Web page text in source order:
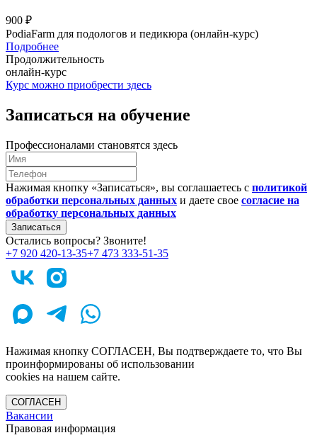
900 ₽
PodiaFarm для подологов и педикюра (онлайн-курс)
Подробнее
Продолжительность
онлайн-курс
Курс можно приобрести здесь
Записаться на обучение
Профессионалами становятся здесь
Нажимая кнопку «Записаться», вы соглашаетесь с политикой
обработки персональных данных и даете свое согласие на
обработку персональных данных
Записаться
Остались вопросы? Звоните!
+7 920 420-13-35+7 473 333-51-35
Нажимая кнопку СОГЛАСЕН, Вы подтверждаете то, что Вы
проинформированы об использовании
cookies на нашем сайте.
СОГЛАСЕН
Вакансии
Правовая информация